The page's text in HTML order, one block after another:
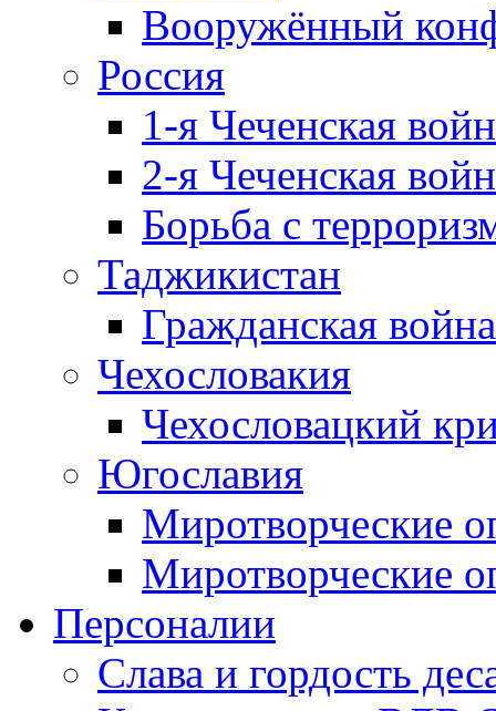
Вооружённый
Россия
1-я Чеченская
2-я Чеченская
Борьба с
Таджикистан
Гражданская
Чехословакия
Чехословацкий
Югославия
Миротворческие
Миротворческие
Персоналии
Слава и гордость